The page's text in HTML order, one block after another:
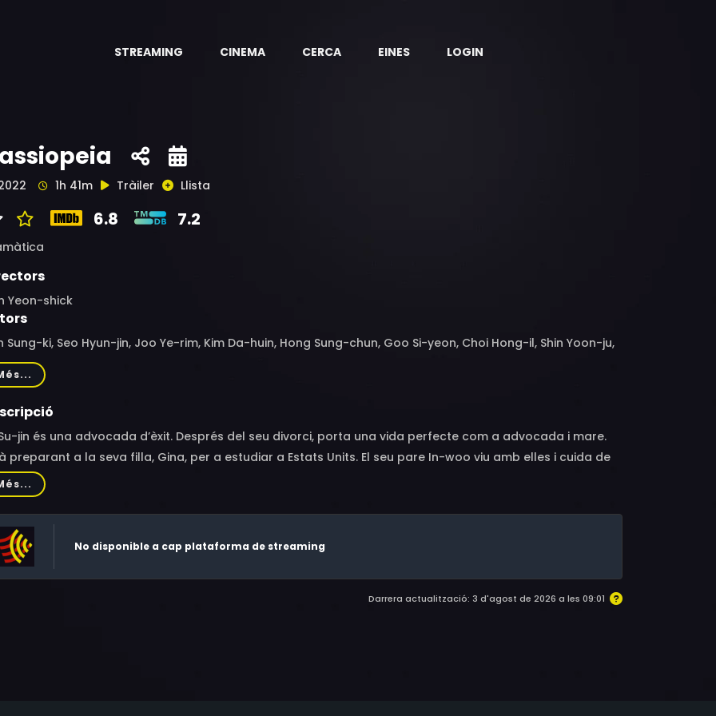
STREAMING CINEMA CERCA EINES LOGIN
1h 41m Tràiler Llista
6.8 7.2
Yeon-shick
Sung-ki, Seo Hyun-jin, Joo Ye-rim, Kim Da-huin, Hong Sung-chun, Goo Si-yeon, Choi Hong-il, Shin Yoon-ju,
Jae-min, Lee Eun-joo, Seong Hong-il, Lee Young-lan, Jeong A-mi, Park Myung-shin, Kim Jung-pal
jin és una advocada d’èxit. Després del seu divorci, porta una vida perfecte com a advocada i mare.
preparant a la seva filla, Gina, per a estudiar a Estats Units. El seu pare In-woo viu amb elles i cuida de
neta. Després d’un accident de cotxe a Su-jin li diagnostiquen que pateix Alzheimer. No obstant, el
pare roman al seu costat per a protegir-la, mentre ella va assemblant-se a una nena petita degut al
de la seva malaltia.
No disponible a cap plataforma de streaming
Darrera actualització: 3 d'agost de 2026 a les 09:01